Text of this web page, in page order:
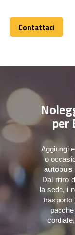
Contattaci
Contattaci
per
Aggiungi
o
autobus
Dal ritiro
la sede, i
trasporto